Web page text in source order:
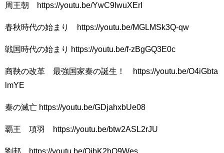
周王朝 https://youtu.be/YwC9lwuXErI
春秋時代の始まり https://youtu.be/MGLMSk3Q-qw
戦国時代の始まり https://youtu.be/f-zBgGQ3E0c
商鞅の改革 最強国家秦の誕生！ https://youtu.be/O4iGbta
lmYE
秦の滅亡 https://youtu.be/GDjahxbUe08
覇王 項羽 https://youtu.be/btw2ASL2rJU
劉邦 https://youtu.be/OibK2hQ9Wes